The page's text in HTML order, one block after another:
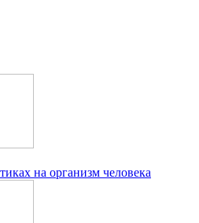
на организм человека